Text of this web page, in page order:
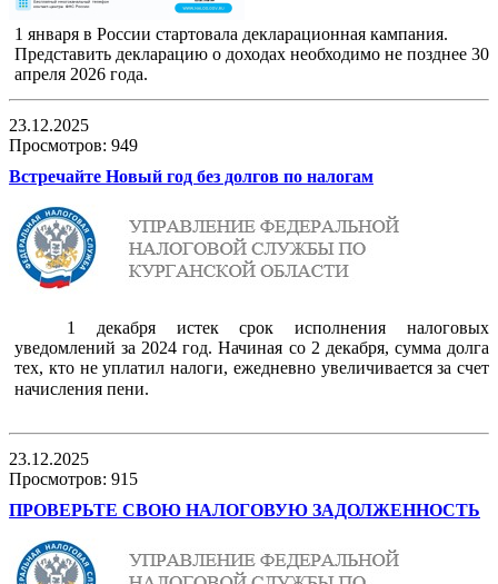
1 января в России стартовала декларационная кампания.
Представить декларацию о доходах необходимо не позднее 30
апреля 2026 года.
23.12.2025
Просмотров: 949
Встречайте Новый год без долгов по налогам
1 декабря истек срок исполнения налоговых
уведомлений за 2024 год. Начиная со 2 декабря, сумма долга
тех, кто не уплатил налоги, ежедневно увеличивается за счет
начисления пени.
23.12.2025
Просмотров: 915
ПРОВЕРЬТЕ СВОЮ НАЛОГОВУЮ ЗАДОЛЖЕННОСТЬ